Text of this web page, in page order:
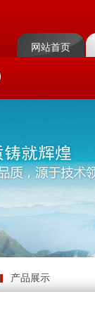
网站首页
产品展示